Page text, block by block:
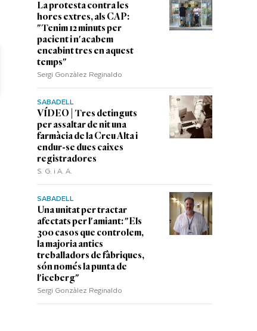
La protesta contra les
hores extres, als CAP:
"Tenim 12 minuts per
pacient i n'acabem
encabint tres en aquest
temps"
Sergi Gonzàlez Reginaldo
SABADELL
VÍDEO | Tres detinguts
per assaltar de nit una
farmàcia de la Creu Alta i
endur-se dues caixes
registradores
S. G. i A. A.
SABADELL
Una unitat per tractar
afectats per l'amiant: "Els
300 casos que controlem,
la majoria antics
treballadors de fàbriques,
són només la punta de
l'iceberg"
Sergi Gonzàlez Reginaldo